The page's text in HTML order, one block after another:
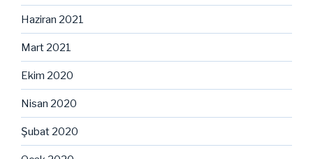
Haziran 2021
Mart 2021
Ekim 2020
Nisan 2020
Şubat 2020